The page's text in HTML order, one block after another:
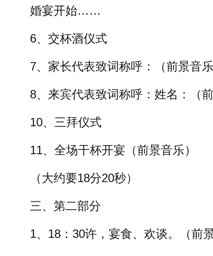
婚宴开始……
6、交杯酒仪式
7、家长代表致词称呼：（前景音乐
8、来宾代表致词称呼：姓名：（前
10、三拜仪式
11、全场干杯开宴（前景音乐）
（大约要18分20秒）
三、第二部分
1、18：30许，宴食、欢谈。（前景